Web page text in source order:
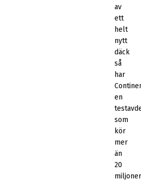
av
ett
helt
nytt
däck
så
har
en
som
kör
mer
än
20
miljoner